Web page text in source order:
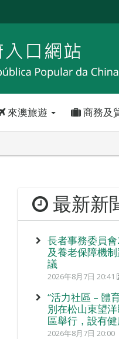
來澳旅遊 商務及
最新新
長者事務委員
及養老保障機
議
2026年8月7日 20:41
“活力社區 – 體
別在松山東望
區舉行，設有
2026年8月7日 20:00